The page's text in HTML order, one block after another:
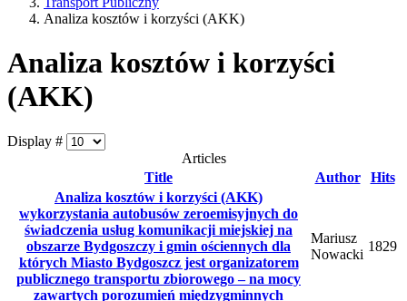
Analiza kosztów i korzyści (AKK)
Analiza kosztów i korzyści
(AKK)
Display #
Articles
Title
Author
Hits
Analiza kosztów i korzyści (AKK)
wykorzystania autobusów zeroemisyjnych do
świadczenia usług komunikacji miejskiej na
obszarze Bydgoszczy i gmin ościennych dla
których Miasto Bydgoszcz jest organizatorem
publicznego transportu zbiorowego – na mocy
zawartych porozumień międzygminnych
Mariusz
Nowacki
1829